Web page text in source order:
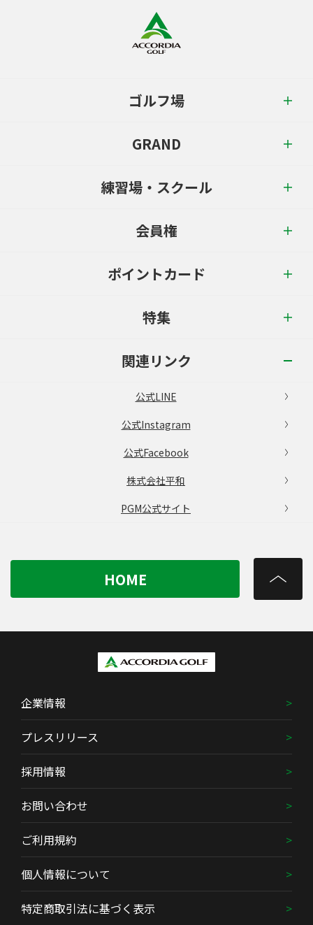
ゴルフ場
GRAND
練習場・スクール
会員権
ポイントカード
特集
関連リンク
公式LINE
公式Instagram
公式Facebook
株式会社平和
PGM公式サイト
HOME
企業情報
プレスリリース
採用情報
お問い合わせ
ご利用規約
個人情報について
特定商取引法に基づく表示